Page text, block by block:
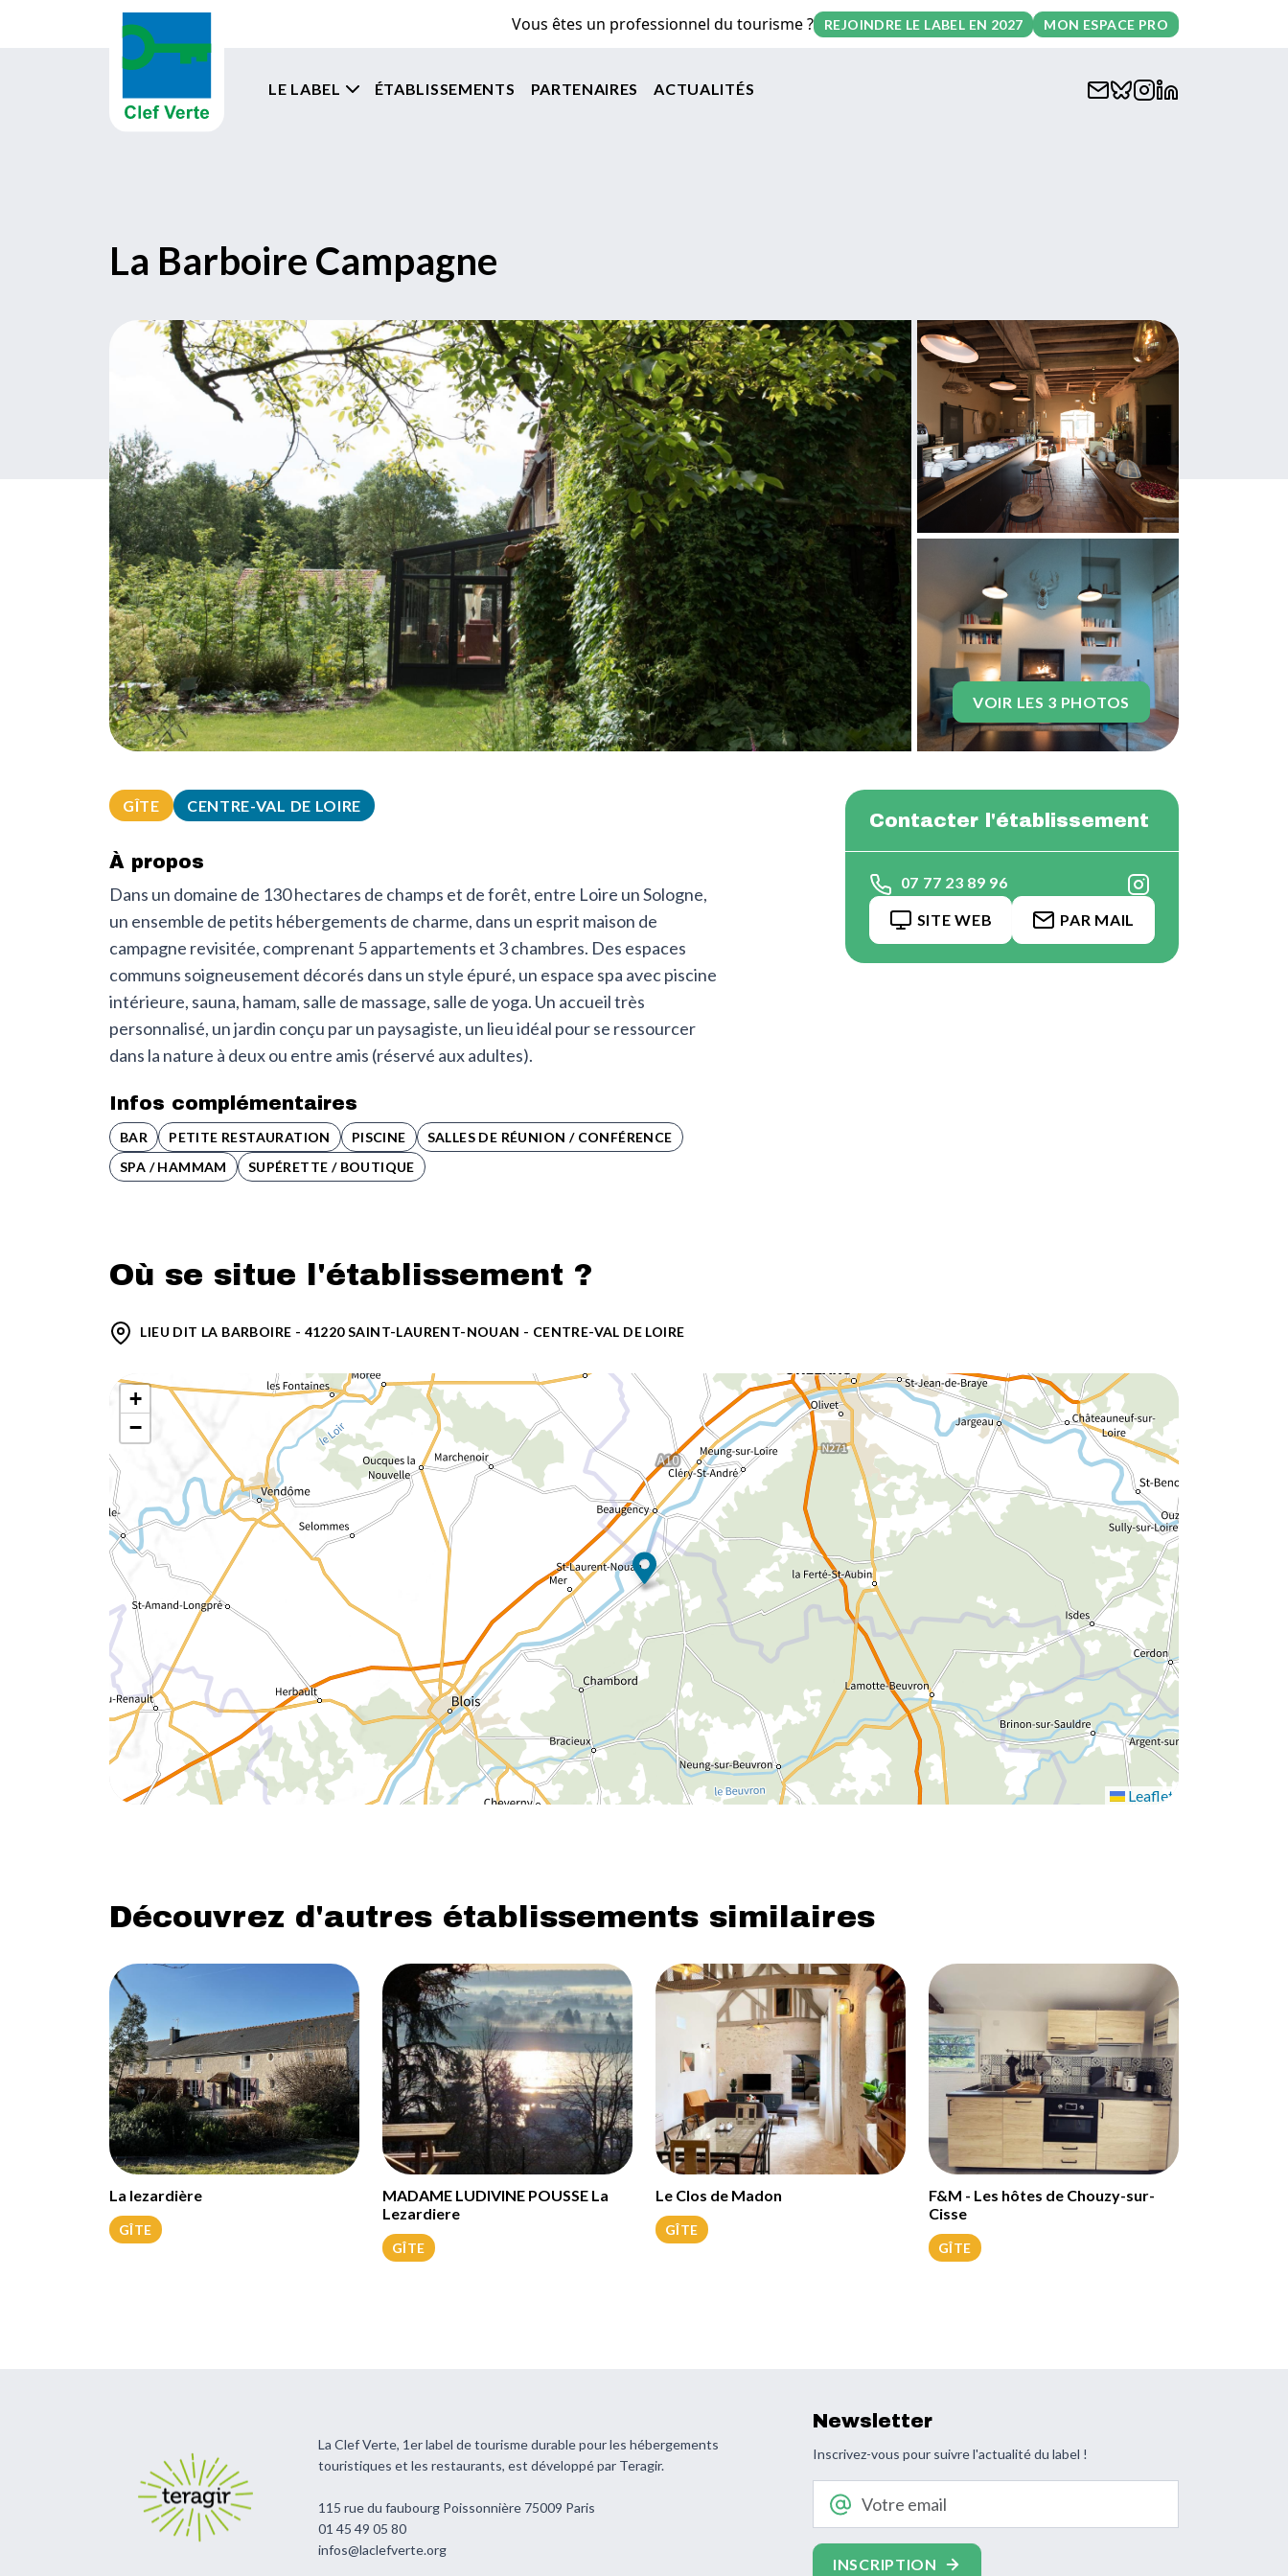
Aller au contenu principal
Vous êtes un professionnel du tourisme ? REJOINDRE LE LABEL EN 2027 MON ESPACE PRO
Navigation principale
LE LABEL ÉTABLISSEMENTS PARTENAIRES ACTUALITÉS
La Barboire Campagne
VOIR LES 3 PHOTOS
GÎTE CENTRE-VAL DE LOIRE
À propos
Dans un domaine de 130 hectares de champs et de forêt, entre Loire un Sologne,
un ensemble de petits hébergements de charme, dans un esprit maison de
campagne revisitée, comprenant 5 appartements et 3 chambres. Des espaces
communs soigneusement décorés dans un style épuré, un espace spa avec piscine
intérieure, sauna, hamam, salle de massage, salle de yoga. Un accueil très
personnalisé, un jardin conçu par un paysagiste, un lieu idéal pour se ressourcer
dans la nature à deux ou entre amis (réservé aux adultes).
Infos complémentaires
BAR PETITE RESTAURATION PISCINE
SALLES DE RÉUNION / CONFÉRENCE
SPA / HAMMAM
SUPÉRETTE / BOUTIQUE
Contacter l'établissement
07 77 23 89 96
SITE WEB PAR MAIL
Où se situe l'établissement ?
LIEU DIT LA BARBOIRE - 41220 SAINT-LAURENT-NOUAN - CENTRE-VAL DE LOIRE
+
−
Leaflet
Découvrez d'autres établissements similaires
La lezardière
GÎTE
MADAME LUDIVINE POUSSE La
Lezardiere
GÎTE
Le Clos de Madon
GÎTE
F&M - Les hôtes de Chouzy-sur-
Cisse
GÎTE
La Clef Verte, 1er label de tourisme durable pour les hébergements
touristiques et les restaurants, est développé par Teragir.
115 rue du faubourg Poissonnière 75009 Paris
01 45 49 05 80
infos@laclefverte.org
Newsletter
Inscrivez-vous pour suivre l'actualité du label !